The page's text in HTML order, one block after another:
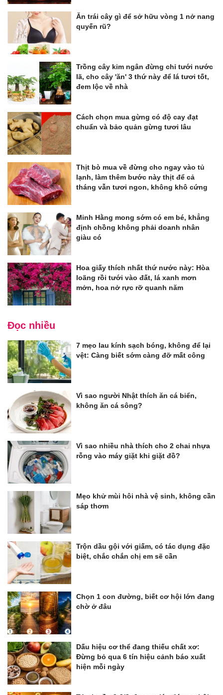
Ăn trái cây gì để sở hữu vòng 1 nở nang
quyến rũ?
Trồng cây kim ngân đừng chỉ tưới nước
lã, cho cây 'ăn' 3 thứ này để lá tươi tốt,
đem lộc về nhà
Cách chọn mua gừng có độ cay đạt
chuẩn và bảo quản gừng tươi lâu
Thịt bò mua về đừng cho ngay vào tủ
lạnh, làm thêm bước này thịt để cả
tháng vẫn tươi ngon, không khô cứng
Minh Hằng mong sớm có em bé, khẳng
định chồng không phải doanh nhân
giàu có
Hoa giấy thích nhất thứ nước này: Hòa
loãng rồi tưới vào đất, lá xanh mơn
mởn, hoa nở rực rỡ quanh năm
Đọc nhiều
7 mẹo lau kính sạch bóng, không để lại
vệt: Càng biết sớm càng đỡ mất công
Vì sao người Nhật thích ăn cá biển,
không ăn cá sông?
Vì sao nhiều nhà thích cho 2 chai nhựa
rỗng vào máy giặt khi giặt đồ?
Mẹo khử mùi hôi nhà vệ sinh, không cần
sáp thơm
Trộn dầu gội với giấm, có tác dụng đặc
biệt, chắc chắn chị em sẽ cần
Chọn 1 con đường, biết cơ hội lớn đang
chờ ở đâu
Dấu hiệu cơ thể đang thiếu chất xơ:
Đừng bỏ qua 6 tín hiệu cảnh báo xuất
hiện mỗi ngày